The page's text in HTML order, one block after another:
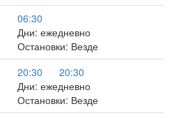
06:30
Дни: ежедневно
Остановки: Везде
20:30
20:30
Дни: ежедневно
Остановки: Везде